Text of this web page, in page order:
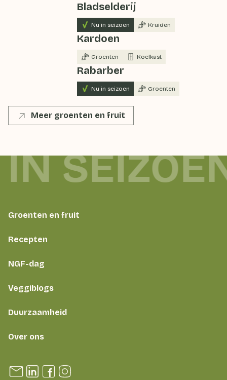
Bladselderij
Nu in seizoen Kruiden
Kardoen
Groenten Koelkast
Rabarber
Nu in seizoen Groenten
Meer groenten en fruit
Groenten en fruit
Recepten
NGF-dag
Veggiblogs
Duurzaamheid
Over ons